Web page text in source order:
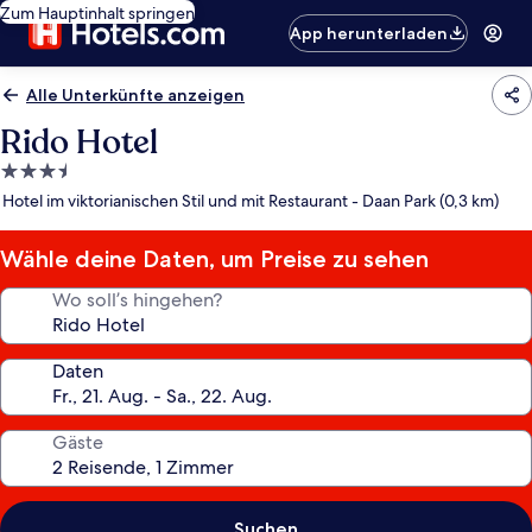
Zum Hauptinhalt springen
App herunterladen
Alle Unterkünfte anzeigen
Rido Hotel
3.5-
Sterne-
Hotel im viktorianischen Stil und mit Restaurant - Daan Park (0,3 km)
Wähle deine Daten, um Preise zu sehen
Wo soll’s hingehen?
Daten
Gäste